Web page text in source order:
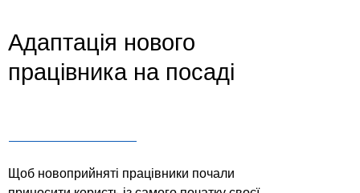
Адаптація нового
працівника на посаді
Щоб новоприйняті працівники почали